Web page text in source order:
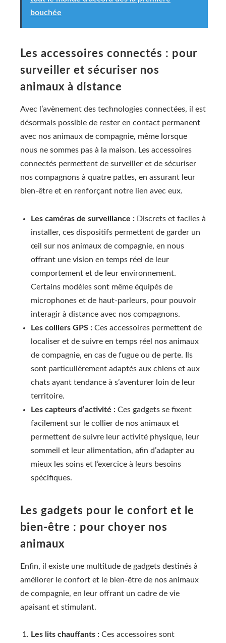
bouchée
Les accessoires connectés : pour
surveiller et sécuriser nos
animaux à distance
Avec l’avènement des technologies connectées, il est
désormais possible de rester en contact permanent
avec nos animaux de compagnie, même lorsque
nous ne sommes pas à la maison. Les accessoires
connectés permettent de surveiller et de sécuriser
nos compagnons à quatre pattes, en assurant leur
bien-être et en renforçant notre lien avec eux.
Les caméras de surveillance : Discrets et faciles à
installer, ces dispositifs permettent de garder un
œil sur nos animaux de compagnie, en nous
offrant une vision en temps réel de leur
comportement et de leur environnement.
Certains modèles sont même équipés de
microphones et de haut-parleurs, pour pouvoir
interagir à distance avec nos compagnons.
Les colliers GPS : Ces accessoires permettent de
localiser et de suivre en temps réel nos animaux
de compagnie, en cas de fugue ou de perte. Ils
sont particulièrement adaptés aux chiens et aux
chats ayant tendance à s’aventurer loin de leur
territoire.
Les capteurs d’activité : Ces gadgets se fixent
facilement sur le collier de nos animaux et
permettent de suivre leur activité physique, leur
sommeil et leur alimentation, afin d’adapter au
mieux les soins et l’exercice à leurs besoins
spécifiques.
Les gadgets pour le confort et le
bien-être : pour choyer nos
animaux
Enfin, il existe une multitude de gadgets destinés à
améliorer le confort et le bien-être de nos animaux
de compagnie, en leur offrant un cadre de vie
apaisant et stimulant.
Les lits chauffants : Ces accessoires sont